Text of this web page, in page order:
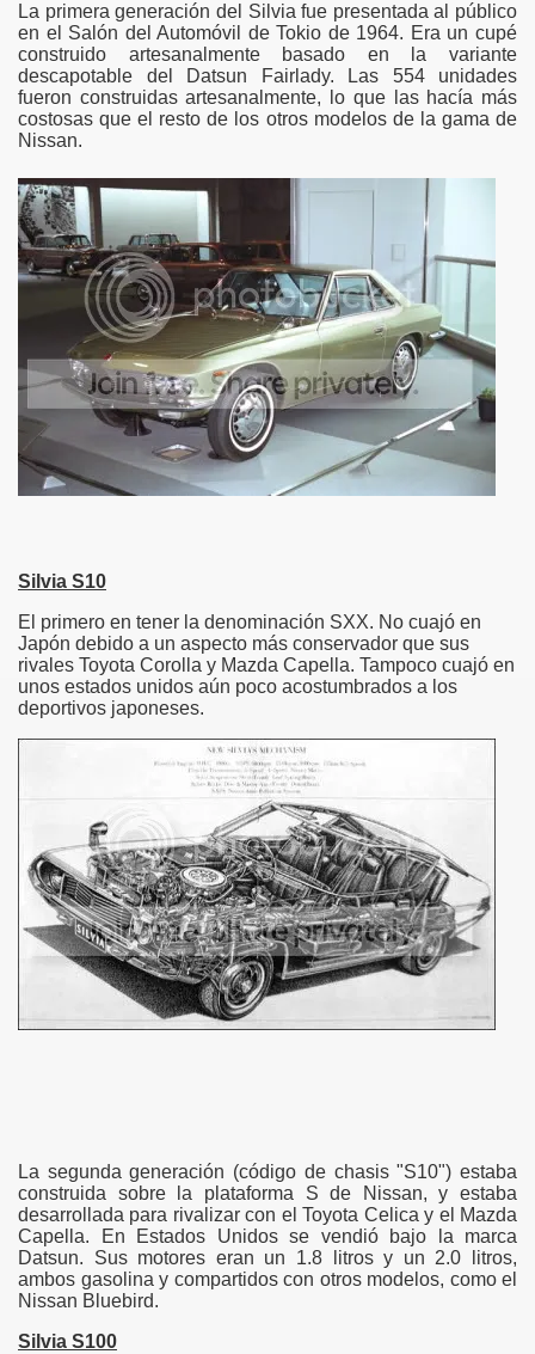
La primera generación del Silvia fue presentada al público
en el Salón del Automóvil de Tokio de 1964. Era un cupé
construido artesanalmente basado en la variante
descapotable del Datsun Fairlady. Las 554 unidades
fueron construidas artesanalmente, lo que las hacía más
costosas que el resto de los otros modelos de la gama de
Nissan.
Silvia S10
El primero en tener la denominación SXX. No cuajó en
Japón debido a un aspecto más conservador que sus
rivales Toyota Corolla y Mazda Capella. Tampoco cuajó en
unos estados unidos aún poco acostumbrados a los
deportivos japoneses.
La segunda generación (código de chasis "S10") estaba
construida sobre la plataforma S de Nissan, y estaba
desarrollada para rivalizar con el Toyota Celica y el Mazda
Capella. En Estados Unidos se vendió bajo la marca
Datsun. Sus motores eran un 1.8 litros y un 2.0 litros,
ambos gasolina y compartidos con otros modelos, como el
Nissan Bluebird.
Silvia S100